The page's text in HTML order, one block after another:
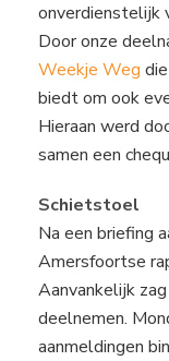
onverdienstelijk
Door onze
Weekje Weg
biedt om ook
Hieraan werd
samen een
Schietstoel
Na een briefing
Amersfoortse
Aanvankelijk
deelnemen.
aanmeldingen